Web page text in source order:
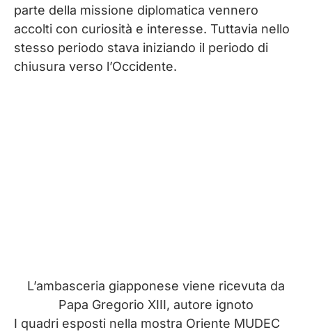
parte della missione diplomatica vennero
accolti con curiosità e interesse. Tuttavia nello
stesso periodo stava iniziando il periodo di
chiusura verso l’Occidente.
L’ambasceria giapponese viene ricevuta da
Papa Gregorio XIII, autore ignoto
I quadri esposti nella mostra Oriente MUDEC